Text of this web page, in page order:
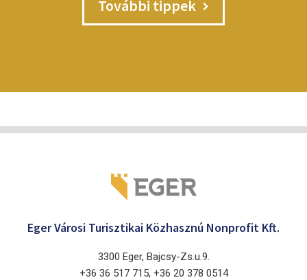
További tippek
Eger Városi Turisztikai Közhasznú Nonprofit Kft.
3300 Eger, Bajcsy-Zs.u.9.
+36 36 517 715, +36 20 378 0514